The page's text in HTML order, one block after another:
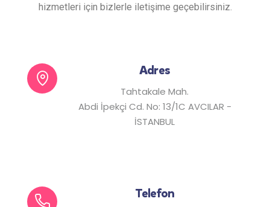
hizmetleri için bizlerle iletişime geçebilirsiniz.
Adres
Tahtakale Mah.
Abdi İpekçi Cd. No: 13/1C AVCILAR -
İSTANBUL
Telefon